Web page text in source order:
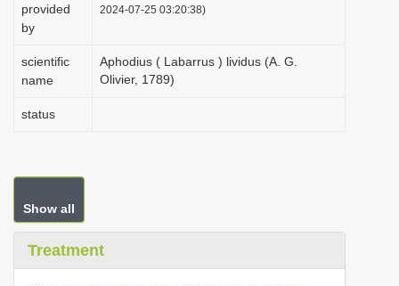
provided
by
2024-07-25 03:20:38)
scientific
name
Aphodius ( Labarrus ) lividus (A. G.
Olivier, 1789)
status
Show all
Treatment